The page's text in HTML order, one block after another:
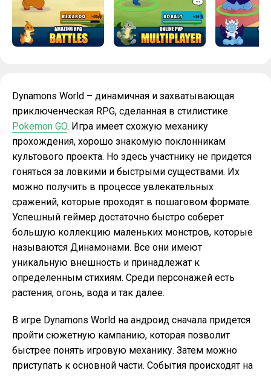
Dynamons World – динамичная и захватывающая
приключенческая RPG, сделанная в стилистике
Pokemon GO. Игра имеет схожую механику
прохождения, хорошо знакомую поклонникам
культового проекта. Но здесь участнику не придется
гоняться за ловкими и быстрыми существами. Их
можно получить в процессе увлекательных
сражений, которые проходят в пошаговом формате.
Успешный геймер достаточно быстро соберет
большую коллекцию маленьких монстров, которые
называются Динамонами. Все они имеют
уникальную внешность и принадлежат к
определенным стихиям. Среди персонажей есть
растения, огонь, вода и так далее.
В игре Dynamons World на андроид сначала придется
пройти сюжетную кампанию, которая позволит
быстрее понять игровую механику. Затем можно
приступать к основной части. События происходят на